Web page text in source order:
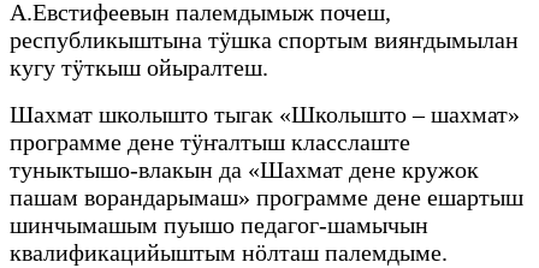
А.Евстифеевын палемдымыж почеш,
республикыштына тӱшка спортым вияҥдымылан
кугу тӱткыш ойыралтеш.
Шахмат школышто тыгак «Школышто – шахмат»
программе дене тӱҥалтыш класслаште
туныктышо-влакын да «Шахмат дене кружок
пашам ворандарымаш» программе дене ешартыш
шинчымашым пуышо педагог-шамычын
квалификацийыштым нӧлташ палемдыме.